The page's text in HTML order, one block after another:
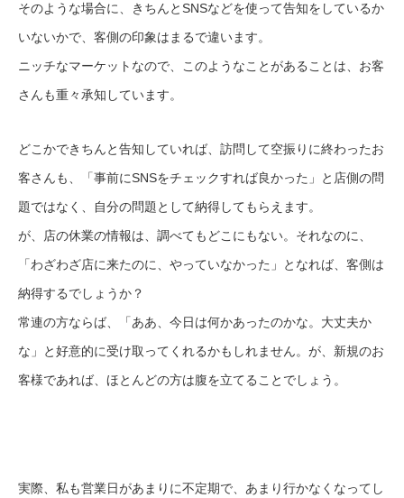
そのような場合に、きちんとSNSなどを使って告知をしているか
いないかで、客側の印象はまるで違います。
ニッチなマーケットなので、このようなことがあることは、お客
さんも重々承知しています。
どこかできちんと告知していれば、訪問して空振りに終わったお
客さんも、「事前にSNSをチェックすれば良かった」と店側の問
題ではなく、自分の問題として納得してもらえます。
が、店の休業の情報は、調べてもどこにもない。それなのに、
「わざわざ店に来たのに、やっていなかった」となれば、客側は
納得するでしょうか？
常連の方ならば、「ああ、今日は何かあったのかな。大丈夫か
な」と好意的に受け取ってくれるかもしれません。が、新規のお
客様であれば、ほとんどの方は腹を立てることでしょう。
実際、私も営業日があまりに不定期で、あまり行かなくなってし